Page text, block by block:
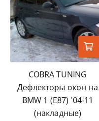
COBRA TUNING
Дефлекторы окон на
BMW 1 (E87) '04-11
(накладные)